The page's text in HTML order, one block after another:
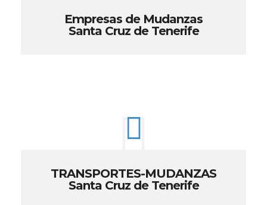
Empresas de Mudanzas
Santa Cruz de Tenerife
TRANSPORTES-MUDANZAS
Santa Cruz de Tenerife